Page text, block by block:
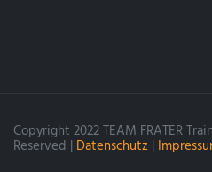
Copyright 2022 TEAM FRATER
Reserved | Datenschutz |